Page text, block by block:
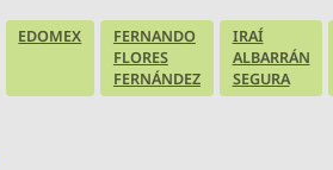
EDOMEX
FERNANDO
FLORES
FERNÁNDEZ
IRAÍ
ALBARRÁN
SEGURA